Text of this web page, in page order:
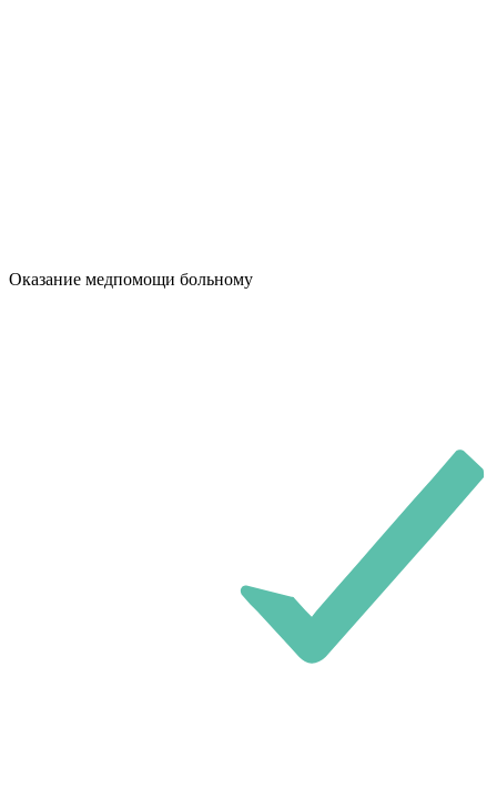
Оказание медпомощи больному